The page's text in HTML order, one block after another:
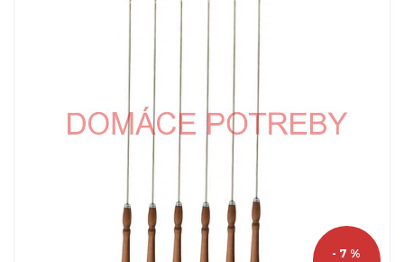
- 7 %